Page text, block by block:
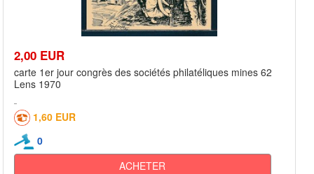
2,00 EUR
carte 1er jour congrès des sociétés philatéliques mines 62
Lens 1970
1,60 EUR
0
ACHETER